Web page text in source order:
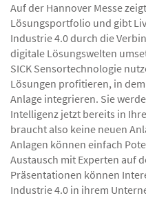
Auf der Hannover Messe
Lösungsportfolio und gibt
Industrie 4.0 durch die
digitale Lösungswelten
SICK Sensortechnologie
Lösungen profitieren, in
Anlage integrieren. Sie
Intelligenz jetzt bereits in
braucht also keine neuen
Anlagen können einfach
Austausch mit Experten auf
Präsentationen können
Industrie 4.0 in ihrem